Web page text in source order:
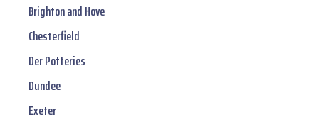
Brighton and Hove
Chesterfield
Der Potteries
Dundee
Exeter